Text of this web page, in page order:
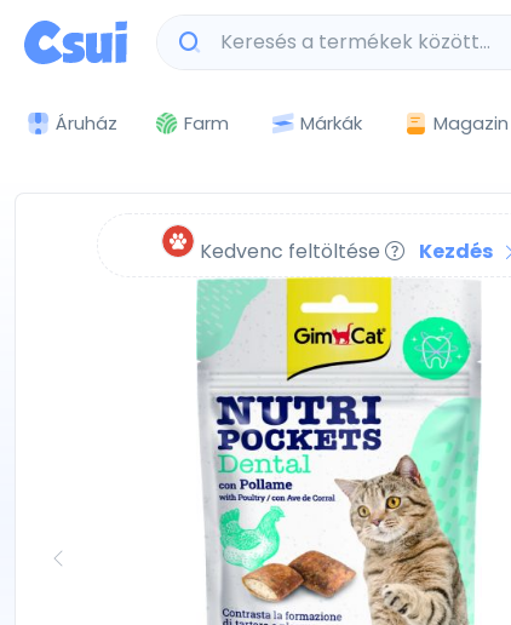
Áruház Farm Márkák Magazin
Kedvenc feltöltése Kezdés